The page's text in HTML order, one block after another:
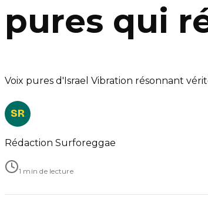
pures qui
Voix pures d'Israel Vibration résonnant
SR
Rédaction Surforeggae
1 min de lecture